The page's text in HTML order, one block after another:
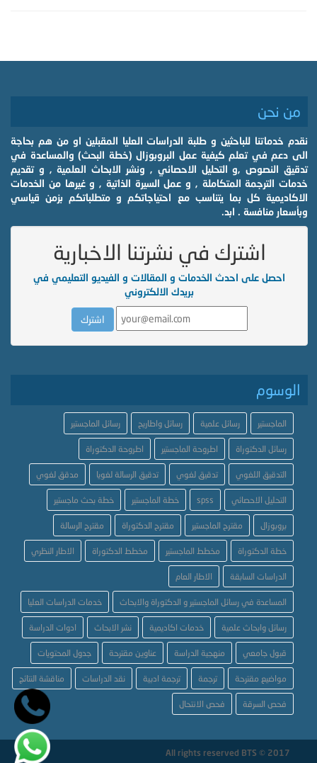
من نحن
نقدم خدماتنا للباحثين و طلبة الدراسات العليا المقبلين او من هم بحاجة
الى دعم في تعلم كيفية عمل البروبوزال (خطة البحث) والمساعدة في
تدقيق النصوص ,و التحليل الاحصائي , ونشر الابحاث العلمية , و تقديم
خدمات الترجمة المتكاملة , و عمل السيرة الذاتية , و غيرها من الخدمات
الاكاديمية كل بما يتناسب مع احتياجاتكم و متطلباتكم بزمن قياسي
وبأسعار منافسة . ابد.
اشترك في نشرتنا الاخبارية
احصل على احدث الخدمات و المقالات و الفيديو التعليمي في
بريدك الالكتروني
الوسوم
الماجستير رسائل علمية رسائل واطاريح رسائل الماجستير
رسائل الدكتوراة اطروحة الماجستير اطروحة الدكتوراة
التدقيق اللغوي تدقيق لغوي تدقيق الرسالة لغويا مدقق لغوي
التحليل الاحصائي spss خطة الماجستير خطة بحث ماجستير
بروبوزال مقترح الماجستير مقترح الدكتوراة مقترح الرسالة
خطة الدكتوراة مخطط الماجستير مخطط الدكتوراة الاطار النظري
الدراسات السابقة الاطار العام
المساعدة في رسائل الماجستير و الدكتوراة والابحاث خدمات الدراسات العليا
رسائل وابحاث علمية خدمات اكاديمية نشر الابحاث ادوات الدراسة
قبول جامعي منهجية الدراسة عناوين مقترحة جدول المحتويات
مواضيع مقترحة ترجمة ترجمة ادبية نقد الدراسات مناقشة النتائج
فحص السرقة فحص الانتحال
All rights reserved BTS © 2017